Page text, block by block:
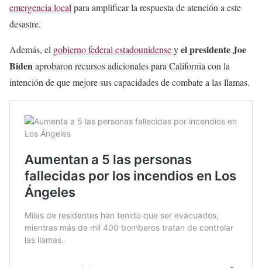
emergencia local para amplificar la respuesta de atención a este
desastre.
Además, el gobierno federal estadounidenseyel presidente Joe
Bidenaprobaron recursos adicionales para California con la
intención de que mejore sus capacidades de combate a las llamas.